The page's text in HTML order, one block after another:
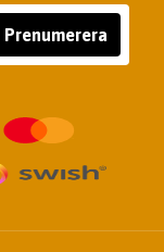
Prenumerera